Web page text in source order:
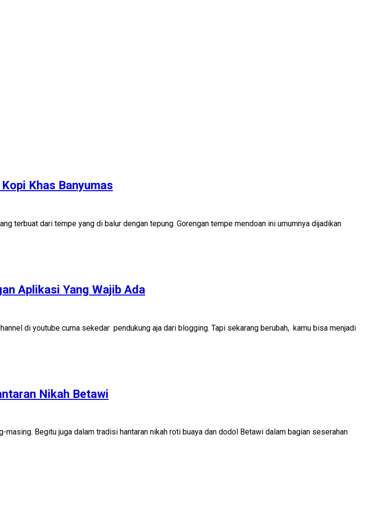
Khas Banyumas
terbuat dari tempe yang di balur dengan tepung. Gorengan tempe mendoan ini umumnya dijadikan
Aplikasi Yang Wajib Ada
di youtube cuma sekedar pendukung aja dari blogging. Tapi sekarang berubah, kamu bisa menjadi
Nikah Betawi
Begitu juga dalam tradisi hantaran nikah roti buaya dan dodol Betawi dalam bagian seserahan